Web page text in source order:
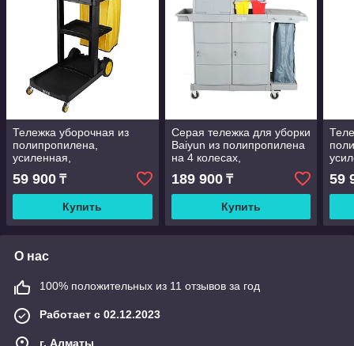
Тележка уборочная из
полипропилена,
усиленная,
грузоподъемность 136 кг,
устойчивая к ржавчине, 4
поворо
59 900 ₸
Купить
Серая тележка для уборки
Baiyun из полипропилена
на 4 колесах,
грузоподъемность 300
фунтов, для
обслуживание отели
189 900₸
Купить
59
О нас
100% положительных из 11 отзывов за год
Работает с 02.12.2023
г. Алматы